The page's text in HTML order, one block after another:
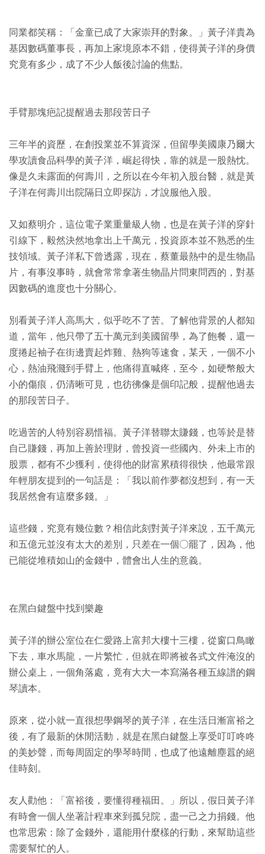
同業都笑稱：「金童已成了大家崇拜的對象。」黃子洋貴為
基因數碼董事長，再加上家境原本不錯，使得黃子洋的身價
究竟有多少，成了不少人飯後討論的焦點。
手臂那塊疤記提醒過去那段苦日子
三年半的資歷，在創投業並不算資深，但留學美國康乃爾大
學攻讀食品科學的黃子洋，崛起得快，靠的就是一股熱忱。
像是久未露面的何壽川，之所以在今年初入股台醫，就是黃
子洋在何壽川出院隔日立即探訪，才說服他入股。
又如蔡明介，這位電子業重量級人物，也是在黃子洋的穿針
引線下，毅然決然地拿出上千萬元，投資原本並不熟悉的生
技領域。黃子洋私下曾透露，現在，蔡董最熱中的是生物晶
片，有事沒事時，就會常常拿著生物晶片問東問西的，對基
因數碼的進度也十分關心。
別看黃子洋人高馬大，似乎吃不了苦。了解他背景的人都知
道，當年，他只帶了五十萬元到美國留學，為了飽餐，還一
度捲起袖子在街邊賣起炸雞、熱狗等速食，某天，一個不小
心，熱油飛濺到手臂上，他痛得直喊疼，至今，如硬幣般大
小的傷痕，仍清晰可見，也彷彿像是個印記般，提醒他過去
的那段苦日子。
吃過苦的人特別容易惜福。黃子洋替聯太賺錢，也等於是替
自己賺錢，再加上善於理財，曾投資一些國內、外未上市的
股票，都有不少獲利，使得他的財富累積得很快，他最常跟
年輕朋友提到的一句話是：「我以前作夢都沒想到，有一天
我居然會有這麼多錢。」
這些錢，究竟有幾位數？相信此刻對黃子洋來說，五千萬元
和五億元並沒有太大的差別，只差在一個○罷了，因為，他
已能從堆積如山的金錢中，體會出人生的意義。
在黑白鍵盤中找到樂趣
黃子洋的辦公室位在仁愛路上富邦大樓十三樓，從窗口鳥瞰
下去，車水馬龍，一片繁忙，但就在即將被各式文件淹沒的
辦公桌上，一個角落處，竟有大大一本寫滿各種五線譜的鋼
琴讀本。
原來，從小就一直很想學鋼琴的黃子洋，在生活日漸富裕之
後，有了最新的休閒活動，就是在黑白鍵盤上享受叮叮咚咚
的美妙聲，而每周固定的學琴時間，也成了他遠離塵囂的絕
佳時刻。
友人勸他：「富裕後，要懂得種福田。」所以，假日黃子洋
有時會一個人坐著計程車來到孤兒院，盡一己之力捐錢。他
也常思索：除了金錢外，還能用什麼樣的行動，來幫助這些
需要幫忙的人。